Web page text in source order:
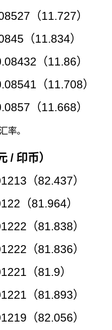
（11.727）
（11.834）
（11.86）
（11.708）
（11.668）
率。
/ 印币）
（82.437）
（81.964）
（81.838）
（81.836）
（81.9）
（81.893）
（82.056）